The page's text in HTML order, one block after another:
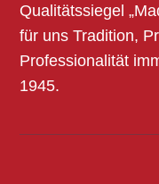
Qualitätssiegel
für uns Tradition,
Professionalität
1945.